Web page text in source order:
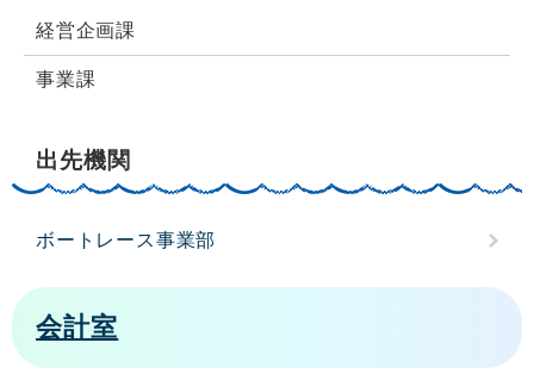
経営企画課
事業課
出先機関
ボートレース事業部
会計室